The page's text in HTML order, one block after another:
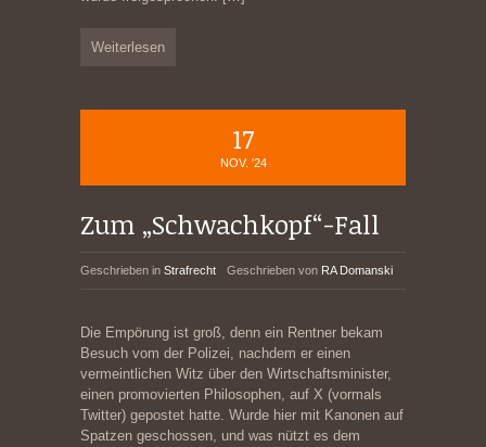
Weiterlesen
17
NOV. '24
Zum „Schwachkopf“-Fall
Geschrieben in Strafrecht Geschrieben von RA Domanski
Die Empörung ist groß, denn ein Rentner bekam
Besuch vom der Polizei, nachdem er einen
vermeintlichen Witz über den Wirtschaftsminister,
einen promovierten Philosophen, auf X (vormals
Twitter) gepostet hatte. Wurde hier mit Kanonen auf
Spatzen geschossen, und was nützt es dem